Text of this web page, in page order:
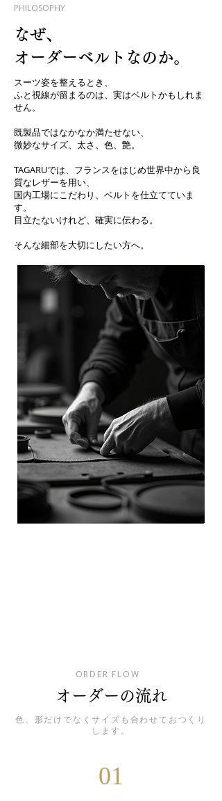
PHILOSOPHY
なぜ、
​オーダーベルトなのか。
スーツ姿を整えるとき、
ふと視線が留まるのは、実はベルトかもしれま
せん。
既製品ではなかなか満たせない、
微妙なサイズ、太さ、色、艶。
TAGARUでは、フランスをはじめ世界中から良
質なレザーを用い、
国内工場にこだわり、ベルトを仕立てていま
す。
目立たないけれど、確実に伝わる。
そんな細部を大切にしたい方へ。
ORDER FLOW
オーダーの流れ
色、形だけでなくサイズも合わせておつくり
します。
01